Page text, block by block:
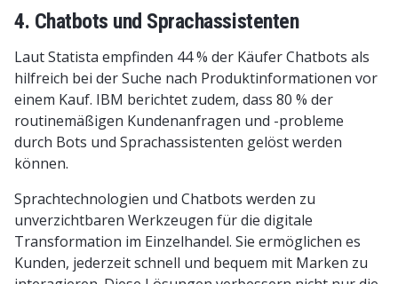
4. Chatbots und Sprachassistenten
Laut Statista empfinden 44 % der Käufer Chatbots als
hilfreich bei der Suche nach Produktinformationen vor
einem Kauf. IBM berichtet zudem, dass 80 % der
routinemäßigen Kundenanfragen und -probleme
durch Bots und Sprachassistenten gelöst werden
können.
Sprachtechnologien und Chatbots werden zu
unverzichtbaren Werkzeugen für die digitale
Transformation im Einzelhandel. Sie ermöglichen es
Kunden, jederzeit schnell und bequem mit Marken zu